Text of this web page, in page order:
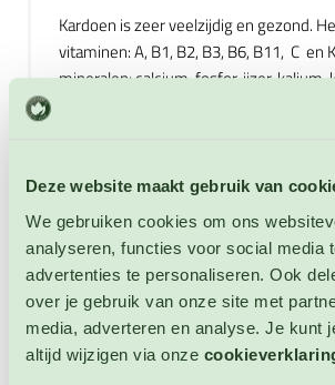
Deze website maakt gebruik van
We gebruiken cookies om ons
analyseren, functies voor social media
advertenties te personaliseren. Ook
over je gebruik van onze site met
media, adverteren en analyse. Je kunt
altijd wijzigen via onze
Kardoen is zeer veelzijdig en gezond.
vitaminen: A, B1, B2, B3, B6, B11, C en
mineralen: calcium, fosfor, ijzer, kalium,
magnesium,mangaan, natrium en
gratineren, frituren, in ovenschotels,
eten en toevoegen aan soepen en
Kardoen is heel lekker in combinatie met:
tomatenpuree, olijfolie, bieslook,
gehakt, rundvlees, varkensvlees, kip, rijst,
koriander, citroen, room, melk, boter,
paprikapoeder, tijm, eieren, crème
kaneel, chilipoeder, gember, lamsvlees